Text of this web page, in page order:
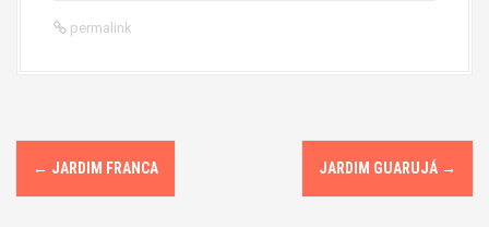
permalink
P
o
← JARDIM FRANCA JARDIM GUARUJÁ →